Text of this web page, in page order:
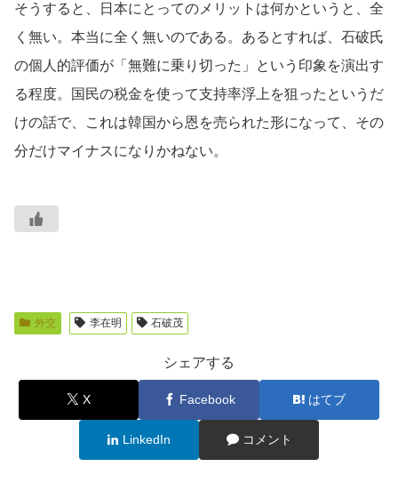
そうすると、日本にとってのメリットは何かというと、全
く無い。本当に全く無いのである。あるとすれば、石破氏
の個人的評価が「無難に乗り切った」という印象を演出す
る程度。国民の税金を使って支持率浮上を狙ったというだ
けの話で、これは韓国から恩を売られた形になって、その
分だけマイナスになりかねない。
外交 李在明 石破茂
シェアする
X Facebook はてブ
LinkedIn コメント